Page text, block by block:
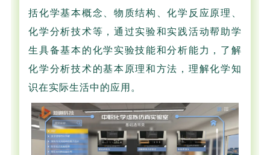
括化学基本概念、物质结构、化学反应原理、
化学分析技术等，通过实验和实践活动帮助学
生具备基本的化学实验技能和分析能力，了解
化学分析技术的基本原理和方法，理解化学知
识在实际生活中的应用。